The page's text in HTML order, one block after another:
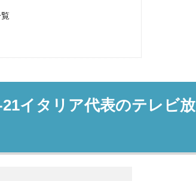
イタリア代表のテレビ放